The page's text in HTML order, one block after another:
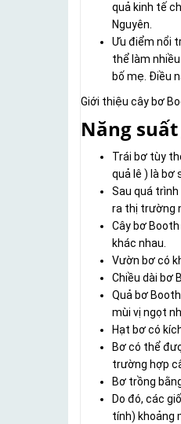
quả kinh tế
Nguyên.
Ưu điểm nổi
thể làm
bố mẹ. Điều
Giới thiệu cây bơ
Năng
Trái bơ tùy
quả lê ) là bơ
Sau quá
ra thị trường
Cây bơ
khác nhau.
Vườn bơ có
Chiều dài bơ
Quả bơ
mùi vị ngọt
Hạt bơ có
Bơ có thể
trường hợp
Bơ trồng
Do đó, các
tính) khoảng